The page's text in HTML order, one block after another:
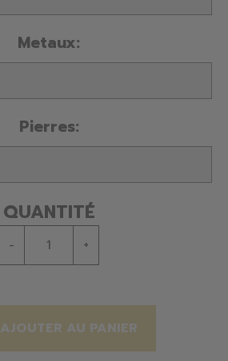
Metaux:
Pierres:
QUANTITÉ
- +
AJOUTER AU PANIER